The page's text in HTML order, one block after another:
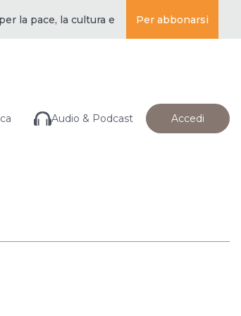
la pace, la cultura e l’educazione ·BUDDISMO
Per abbonarsi
Audio & Podcast Accedi